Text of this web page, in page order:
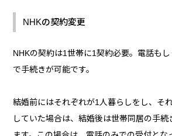
NHKの契約変更
NHKの契約は1世帯に1契約必要。電話も
で手続きが可能です。
結婚前にはそれぞれが1人暮らしをし、そ
していた場合は、結婚後は世帯同居の手続